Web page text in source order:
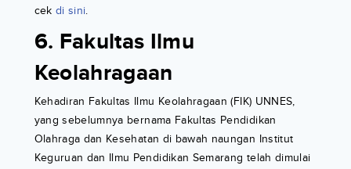
cek di sini.
6. Fakultas Ilmu
Keolahragaan
Kehadiran Fakultas Ilmu Keolahragaan (FIK) UNNES,
yang sebelumnya bernama Fakultas Pendidikan
Olahraga dan Kesehatan di bawah naungan Institut
Keguruan dan Ilmu Pendidikan Semarang telah dimulai